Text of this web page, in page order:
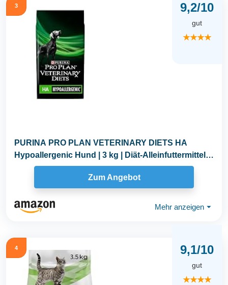
3 9,2/10
gut
★★★★
PURINA PRO PLAN VETERINARY DIETS HA
Hypoallergenic Hund | 3 kg | Diät-Alleinfuttermittel
Zum Angebot
Mehr anzeigen ⏷
4 9,1/10
gut
★★★★